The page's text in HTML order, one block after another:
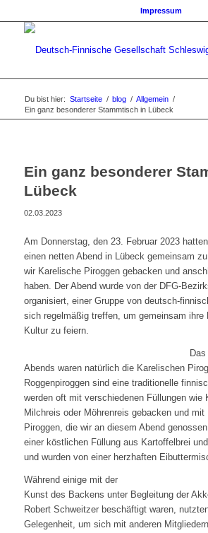
Impressum
Du bist hier: Startseite / blog / Allgemein /
Ein ganz besonderer Stammtisch in Lübeck
Ein ganz besonderer
Lübeck
02.03.2023
Am Donnerstag, den 23. Februar 2023
einen netten Abend in Lübeck gemeinsam
wir Karelische Piroggen gebacken und
haben. Der Abend wurde von der DFG-
organisiert, einer Gruppe von deutsch-
sich regelmäßig treffen, um gemeinsam ihre
Kultur zu feiern.
Abends waren natürlich die Karelischen
Roggenpiroggen sind eine traditionelle
werden oft mit verschiedenen Füllungen wie
Milchreis oder Möhrenreis gebacken und
Piroggen, die wir an diesem Abend
einer köstlichen Füllung aus Kartoffelbrei
und wurden von einer herzhaften
Während einige mit der
Kunst des Backens unter Begleitung der
Robert Schweitzer beschäftigt waren,
Gelegenheit, um sich mit anderen